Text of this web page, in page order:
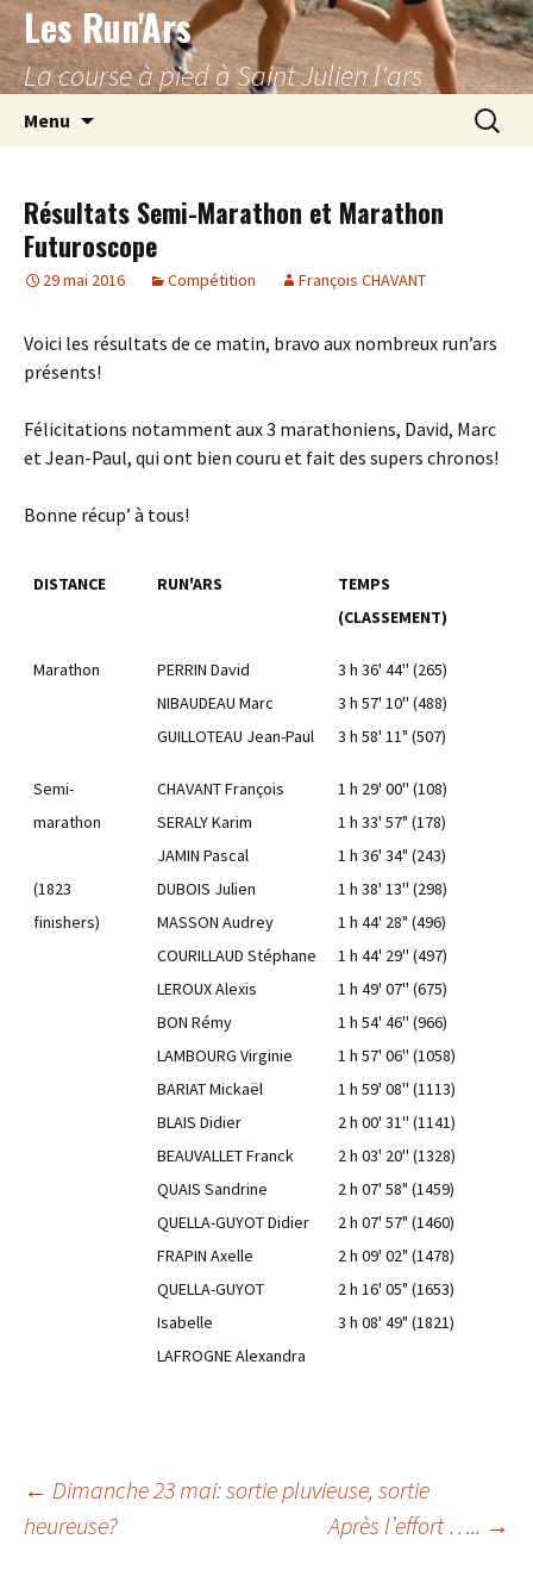
Aller
au
contenu
Les Run'Ars
La course à pied à Saint Julien l'ars
Menu
Résultats Semi-Marathon et Marathon
Futuroscope
29 mai 2016 Compétition François CHAVANT
Voici les résultats de ce matin, bravo aux nombreux run’ars
présents!
Félicitations notamment aux 3 marathoniens, David, Marc
et Jean-Paul, qui ont bien couru et fait des supers chronos!
Bonne récup’ à tous!
DISTANCE RUN'ARS
TEMPS
(CLASSEMENT)
Marathon
PERRIN David
NIBAUDEAU Marc
GUILLOTEAU Jean-Paul
3 h 36' 44'' (265)
3 h 57' 10'' (488)
3 h 58' 11" (507)
Semi-
marathon
(1823
finishers)
CHAVANT François
SERALY Karim
JAMIN Pascal
DUBOIS Julien
MASSON Audrey
COURILLAUD Stéphane
LEROUX Alexis
BON Rémy
LAMBOURG Virginie
BARIAT Mickaël
BLAIS Didier
BEAUVALLET Franck
QUAIS Sandrine
QUELLA-GUYOT Didier
FRAPIN Axelle
QUELLA-GUYOT
Isabelle
LAFROGNE Alexandra
1 h 29' 00'' (108)
1 h 33' 57" (178)
1 h 36' 34" (243)
1 h 38' 13'' (298)
1 h 44' 28" (496)
1 h 44' 29'' (497)
1 h 49' 07'' (675)
1 h 54' 46'' (966)
1 h 57' 06'' (1058)
1 h 59' 08'' (1113)
2 h 00' 31'' (1141)
2 h 03' 20'' (1328)
2 h 07' 58" (1459)
2 h 07' 57" (1460)
2 h 09' 02" (1478)
2 h 16' 05" (1653)
3 h 08' 49" (1821)
Navigation
← Dimanche 23 mai: sortie pluvieuse, sortie
heureuse?
Après l’effort ….. →